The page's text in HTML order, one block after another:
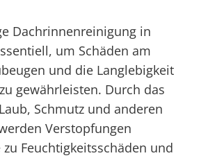
Dachrinnenreinigung in
um Schäden am
und die Langlebigkeit
gewährleisten. Durch das
Schmutz und anderen
Verstopfungen
Feuchtigkeitsschäden und